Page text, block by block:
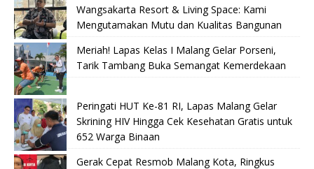
Wangsakarta Resort & Living Space: Kami
Mengutamakan Mutu dan Kualitas Bangunan
Meriah! Lapas Kelas I Malang Gelar Porseni,
Tarik Tambang Buka Semangat Kemerdekaan
Peringati HUT Ke-81 RI, Lapas Malang Gelar
Skrining HIV Hingga Cek Kesehatan Gratis untuk
652 Warga Binaan
Gerak Cepat Resmob Malang Kota, Ringkus